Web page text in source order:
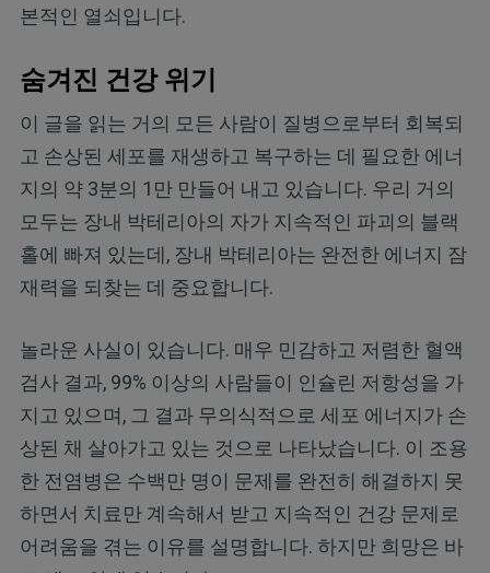
본적인 열쇠입니다.
숨겨진 건강 위기
이 글을 읽는 거의 모든 사람이 질병으로부터 회복되
고 손상된 세포를 재생하고 복구하는 데 필요한 에너
지의 약 3분의 1만 만들어 내고 있습니다. 우리 거의
모두는 장내 박테리아의 자가 지속적인 파괴의 블랙
홀에 빠져 있는데, 장내 박테리아는 완전한 에너지 잠
재력을 되찾는 데 중요합니다.
놀라운 사실이 있습니다. 매우 민감하고 저렴한 혈액
검사 결과, 99% 이상의 사람들이 인슐린 저항성을 가
지고 있으며, 그 결과 무의식적으로 세포 에너지가 손
상된 채 살아가고 있는 것으로 나타났습니다. 이 조용
한 전염병은 수백만 명이 문제를 완전히 해결하지 못
하면서 치료만 계속해서 받고 지속적인 건강 문제로
어려움을 겪는 이유를 설명합니다. 하지만 희망은 바